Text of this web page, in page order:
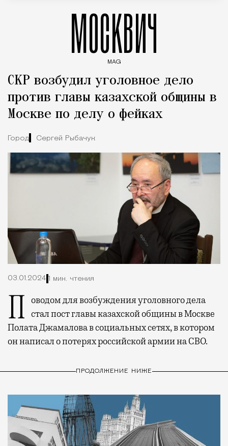
МОСКВИЧ
MAG
СКР возбудил уголовное дело
против главы казахской общины в
Москве по делу о фейках
Город Сергей Рыбачук
03.01.2024 1 мин. чтения
Поводом для возбуждения уголовного дела стал пост главы казахской общины в Москве
Полата Джамалова в социальных сетях, в котором
он написал о потерях российской армии на СВО.
ПРОДОЛЖЕНИЕ НИЖЕ